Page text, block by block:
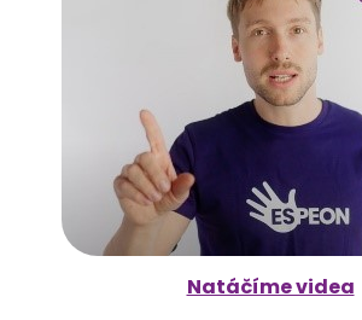
Natáčíme videa